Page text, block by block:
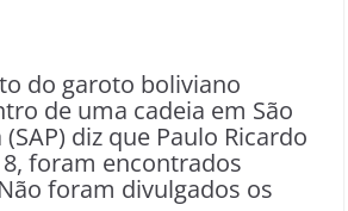
do garoto boliviano
de uma cadeia em São
diz que Paulo Ricardo
foram encontrados
foram divulgados os